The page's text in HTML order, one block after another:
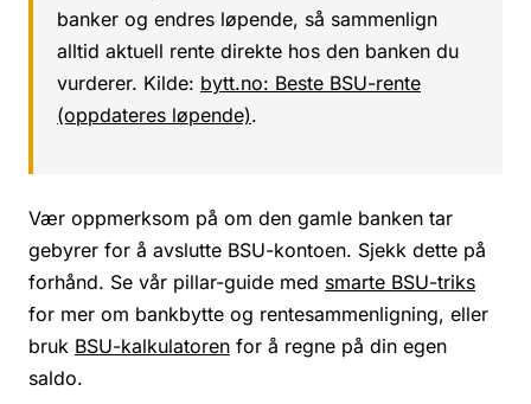
banker og endres løpende, så sammenlign
alltid aktuell rente direkte hos den banken du
vurderer. Kilde: bytt.no: Beste BSU-rente
(oppdateres løpende).
Vær oppmerksom på om den gamle banken tar
gebyrer for å avslutte BSU-kontoen. Sjekk dette på
forhånd. Se vår pillar-guide med smarte BSU-triks
for mer om bankbytte og rentesammenligning, eller
bruk BSU-kalkulatoren for å regne på din egen
saldo.